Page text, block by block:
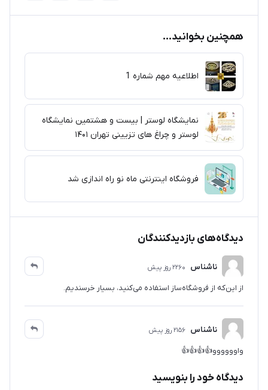
همچنین بخوانید...
اطلاعیه مهم شماره 1
نمایشگاه لوستر | بیست و هشتمین نمایشگاه
لوستر و چراغ های تزیینی تهران ۱۴۰۱
فروشگاه اینترنتی ماه نو راه اندازی شد
دیدگاه‌های بازدیدکنندگان
ناشناس 2260 روز پیش
از این‌که از فروشگاه‌ساز استفاده می‌کنید، بسیار خرسندیم.
ناشناس 2156 روز پیش
واوووووو👍👍👍👍
دیدگاه خود را بنویسید